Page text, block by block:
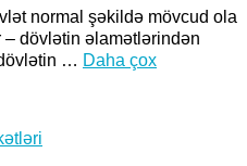
normal şəkildə mövcud ola
dövlətin əlamətlərindən
… Daha çox